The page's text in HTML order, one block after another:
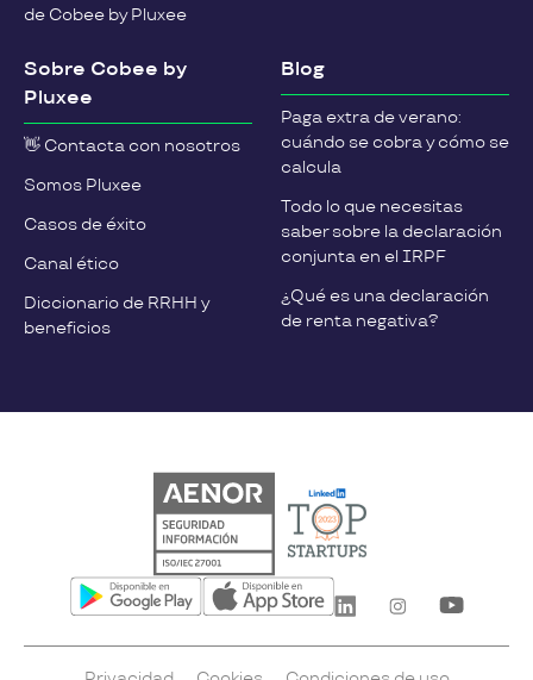
de Cobee by Pluxee
Sobre Cobee by
Pluxee
👋 Contacta con nosotros
Somos Pluxee
Casos de éxito
Canal ético
Diccionario de RRHH y
beneficios
Blog
Paga extra de verano:
cuándo se cobra y cómo se
calcula
Todo lo que necesitas
saber sobre la declaración
conjunta en el IRPF
¿Qué es una declaración
de renta negativa?